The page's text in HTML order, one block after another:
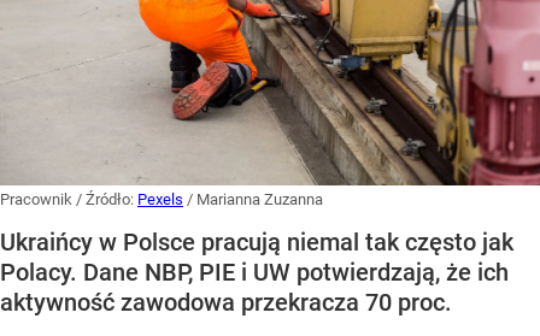
Pracownik / Źródło: Pexels / Marianna Zuzanna
Ukraińcy w Polsce pracują niemal tak często jak
Polacy. Dane NBP, PIE i UW potwierdzają, że ich
aktywność zawodowa przekracza 70 proc.